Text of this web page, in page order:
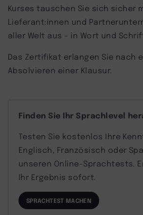
Kurses tauschen Sie sich sicher
Lieferant:innen und
aller Welt aus – in Wort und
Das Zertifikat erlangen Sie nach
Absolvieren einer Klausur.
Finden Sie Ihr Sprachlevel
Testen Sie kostenlos Ihre
Englisch, Französisch oder
unseren Online-Sprachtests.
Ihr Ergebnis sofort.
SPRACHTEST MACHEN